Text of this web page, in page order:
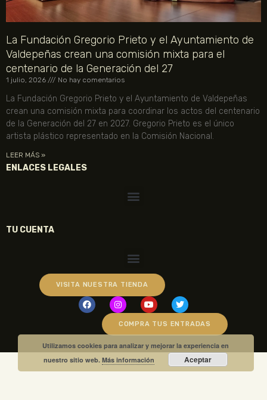
La Fundación Gregorio Prieto y el Ayuntamiento de
Valdepeñas crean una comisión mixta para el
centenario de la Generación del 27
1 julio, 2026 No hay comentarios
La Fundación Gregorio Prieto y el Ayuntamiento de Valdepeñas
crean una comisión mixta para coordinar los actos del centenario
de la Generación del 27 en 2027. Gregorio Prieto es el único
artista plástico representado en la Comisión Nacional.
LEER MÁS »
ENLACES LEGALES
TU CUENTA
VISITA NUESTRA TIENDA
COMPRA TUS ENTRADAS
Utilizamos cookies para analizar y mejorar la experiencia en
nuestro sitio web.Más información Aceptar